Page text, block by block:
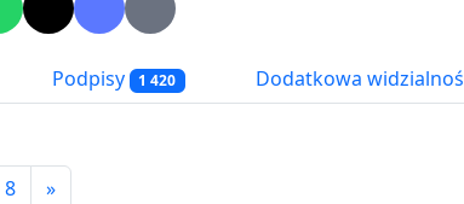
Podpisy 1 420 Dodatkowa
8 »